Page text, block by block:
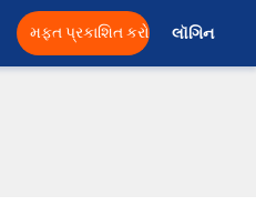
મફત પ્રકાશિત કરો લૉગિન